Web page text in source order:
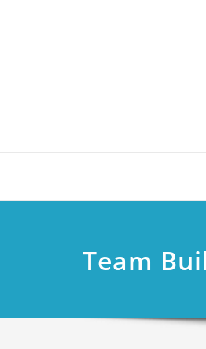
Team